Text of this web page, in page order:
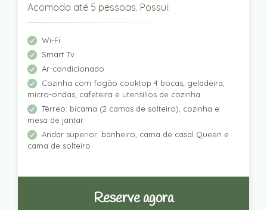
Acomoda até 5 pessoas. Possui:
Wi-Fi
Smart Tv
Ar-condicionado
Cozinha com fogão cooktop 4 bocas, geladeira,
micro-ondas, cafeteira e utensílios de cozinha
Térreo: bicama (2 camas de solteiro), cozinha e
mesa de jantar
Andar superior: banheiro, cama de casal Queen e
cama de solteiro
Reserve agora